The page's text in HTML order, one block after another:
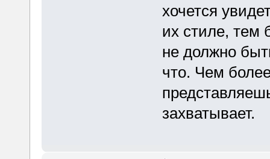
хочется
их стиле, тем
не должно
что. Чем
захватывает.